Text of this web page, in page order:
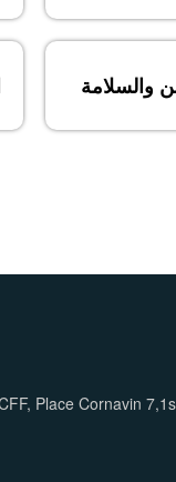
والسلامة
Place Cornavin